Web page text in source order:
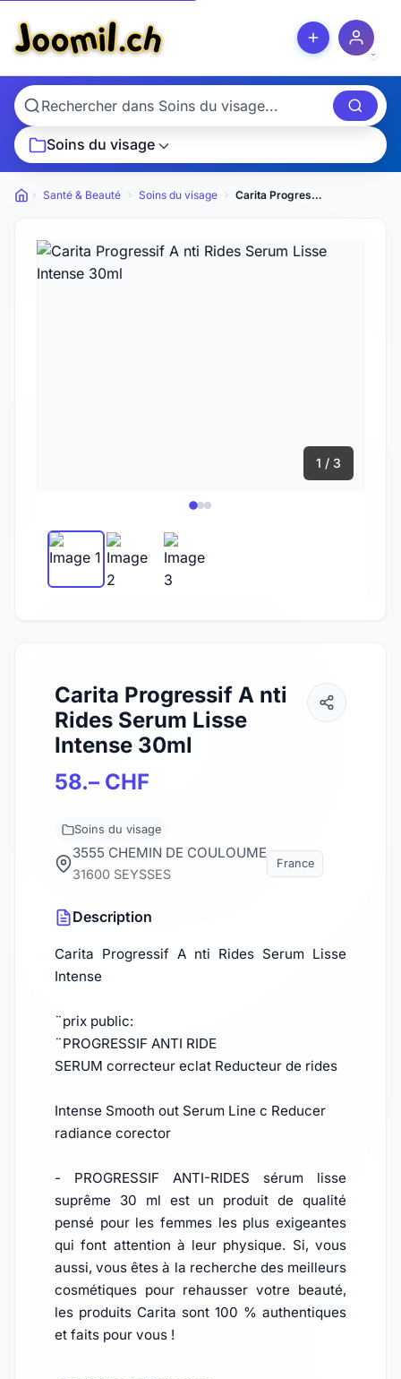
Soins du visage
Petites annonces
Santé & Beauté Soins du visage Carita Progressif A nti Rides Serum Lisse Intense 30ml
1 / 3
Carita Progressif A nti
Rides Serum Lisse
Intense 30ml
58.– CHF
Soins du visage
3555 CHEMIN DE COULOUME
31600 SEYSSES
France
Description
Carita Progressif A nti Rides Serum Lisse
Intense
¨prix public:
¨PROGRESSIF ANTI RIDE
SERUM correcteur eclat Reducteur de rides
Intense Smooth out Serum Line c Reducer
radiance corector
- PROGRESSIF ANTI-RIDES sérum lisse
suprême 30 ml est un produit de qualité
pensé pour les femmes les plus exigeantes
qui font attention à leur physique. Si, vous
aussi, vous êtes à la recherche des meilleurs
cosmétiques pour rehausser votre beauté,
les produits Carita sont 100 % authentiques
et faits pour vous !